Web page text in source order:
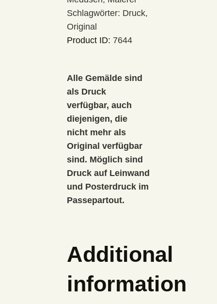
Schlagwörter: Druck,
Original
Product ID: 7644
Alle Gemälde sind
als Druck
verfügbar, auch
diejenigen, die
nicht mehr als
Original verfügbar
sind. Möglich sind
Druck auf Leinwand
und Posterdruck im
Passepartout.
Additional
information